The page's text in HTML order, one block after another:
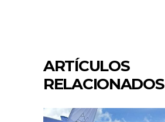
ARTÍCULOS
RELACIONADOS